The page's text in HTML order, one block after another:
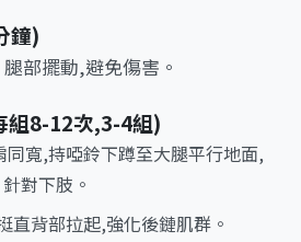
鐘)
部擺動,避免傷害。
組8-12次,3-4組)
同寬,持啞鈴下蹲至大腿平行地面,
對下肢。
直背部拉起,強化後鏈肌群。